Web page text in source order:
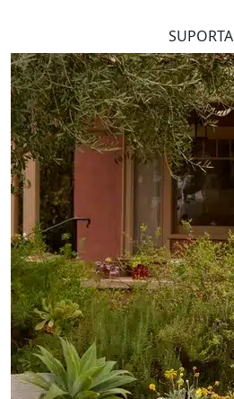
SUPORTA